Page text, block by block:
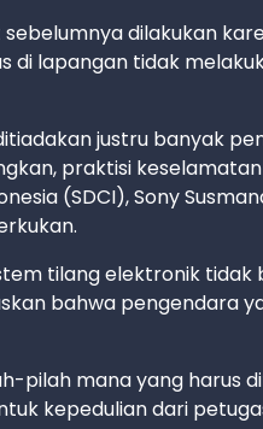
dilakukan
di lapangan tidak
justru banyak
praktisi
(SDCI), Sony
tilang elektronik
bahwa pengendara
pilah mana yang harus
kepedulian dari